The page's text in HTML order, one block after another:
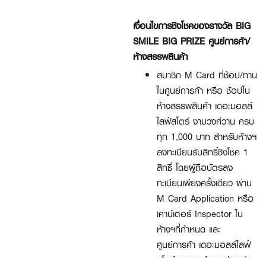
เงื่อนไขการชิงโชคของรางวัล BIG
SMILE BIG PRIZE ศูนย์การค้า/
ห้างสรรพสินค้า
สมาชิก M Card ที่ช้อป/ทาน
ในศูนย์การค้า หรือ ช้อปใน
ห้างสรรพสินค้า เดอะมอลล์
ไลฟ์สโตร์ งามวงศ์วาน ครบ
ทุก 1,000 บาท สำหรับห้างฯ
ลงทะเบียนรับสิทธิ์ชิงโชค 1
สิทธิ์ โดยผู้ถือบัตรลง
ทะเบียนเพียงครั้งเดียว ผ่าน
M Card Application หรือ
เคาน์เตอร์ Inspector ใน
ห้างฯที่กำหนด และ
ศูนย์การค้า เดอะมอลล์ไลฟ์